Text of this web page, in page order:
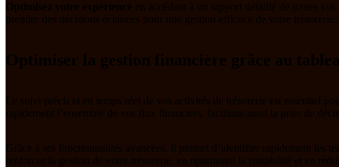
Optimisez votre expérience en accédant à un rapport détaillé de toutes
prendre des décisions éclairées pour une gestion efficace de votre trésorerie."
Optimiser la gestion financière grâce au
Le suivi précis et en temps réel de vos activités de trésorerie est essentiel
rapidement l’ensemble de vos flux financiers, facilitant ainsi la prise de
Grâce à ses fonctionnalités avancées, il permet d’identifier rapidement les
renforcer la gestion de votre trésorerie, en optimisant la rentabilité et en